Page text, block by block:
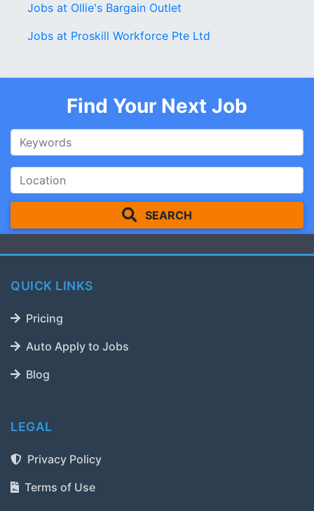
Jobs at Ollie's Bargain Outlet
Jobs at Proskill Workforce Pte Ltd
Find Your Next Job
SEARCH
QUICK LINKS
Pricing
Auto Apply to Jobs
Blog
LEGAL
Privacy Policy
Terms of Use